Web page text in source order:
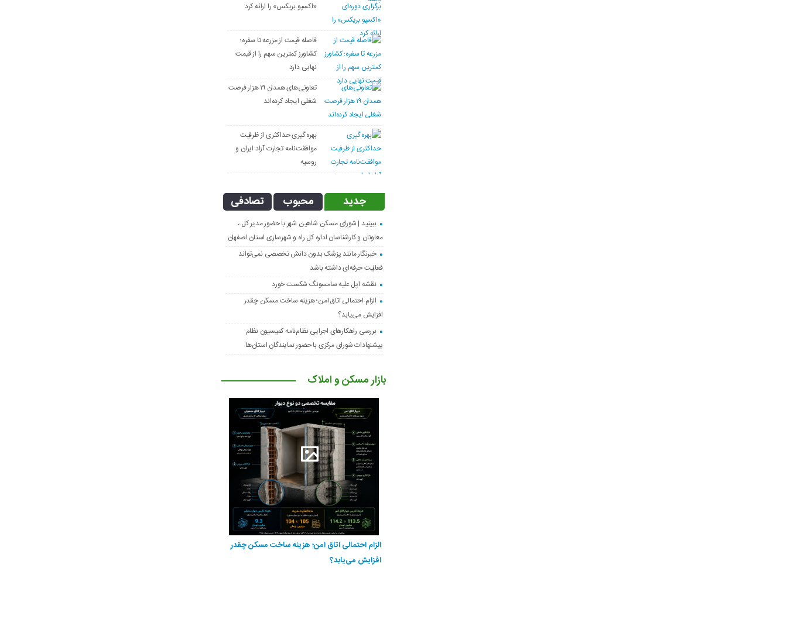
«اکسپو بریکس» را ارائه کرد
فاصله قیمت از مزرعه تا سفره؛
کشاورز کمترین سهم را از قیمت
نهایی دارد
تعاونی‌های همدان ۱۹ هزار فرصت
شغلی ایجاد کرده‌اند
بهره گیری حداکثری از ظرفیت
موافقت‌نامه تجارت آزاد ایران و
روسیه
جدید محبوب تصادفی
ببینید | شورای مسکن شاهین شهر با حضور مدیر کل ،
معاونان و کارشناسان اداره کل راه و شهرسازی استان اصفهان
خبرنگار مانند پزشک بدون دانش تخصصی نمی‌تواند
فعالیت حرفه‌ای داشته باشد
نقشه اپل علیه سامسونگ شکست خورد
الزام احتمالی اتاق امن؛ هزینه ساخت مسکن چقدر
افزایش می‌یابد؟
بررسی راهکارهای اجرایی نظام‌نامه کمیسیون نظام
پیشنهادات شورای مرکزی با حضور نمایندگان استان‌ها
بازار مسکن و املاک
الزام احتمالی اتاق امن؛ هزینه ساخت مسکن چقدر
افزایش می‌یابد؟